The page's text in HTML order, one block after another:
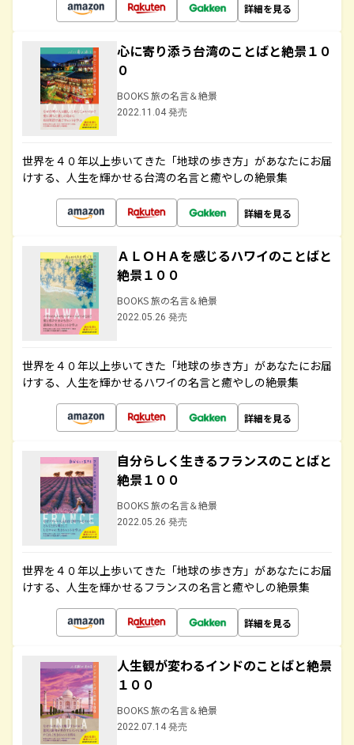
詳細を見る
心に寄り添う台湾のことばと絶景１０
０
BOOKS 旅の名言＆絶景
2022.11.04 発売
世界を４０年以上歩いてきた「地球の歩き方」があなたにお届
けする、人生を輝かせる台湾の名言と癒やしの絶景集
詳細を見る
ＡＬＯＨＡを感じるハワイのことばと
絶景１００
BOOKS 旅の名言＆絶景
2022.05.26 発売
世界を４０年以上歩いてきた「地球の歩き方」があなたにお届
けする、人生を輝かせるハワイの名言と癒やしの絶景集
詳細を見る
自分らしく生きるフランスのことばと
絶景１００
BOOKS 旅の名言＆絶景
2022.05.26 発売
世界を４０年以上歩いてきた「地球の歩き方」があなたにお届
けする、人生を輝かせるフランスの名言と癒やしの絶景集
詳細を見る
人生観が変わるインドのことばと絶景
１００
BOOKS 旅の名言＆絶景
2022.07.14 発売